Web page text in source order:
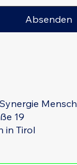
Mensch
19
in Tirol
Absenden